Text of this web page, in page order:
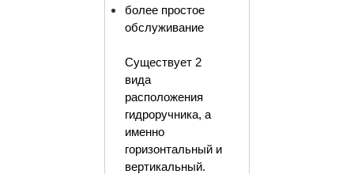
более простое
обслуживание
Существует 2
вида
расположения
гидроручника, а
именно
горизонтальный и
вертикальный.